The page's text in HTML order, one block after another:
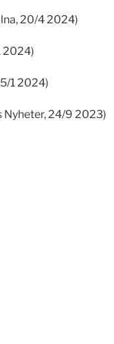
20/4 2024)
2024)
1 2024)
Nyheter, 24/9 2023)